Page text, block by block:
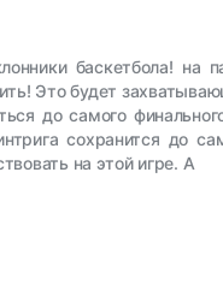
баскетбола!
Это будет
до самого
сохранится до
на этой игре. А